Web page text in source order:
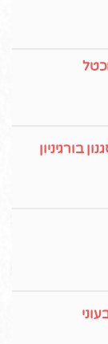
בורגיניון